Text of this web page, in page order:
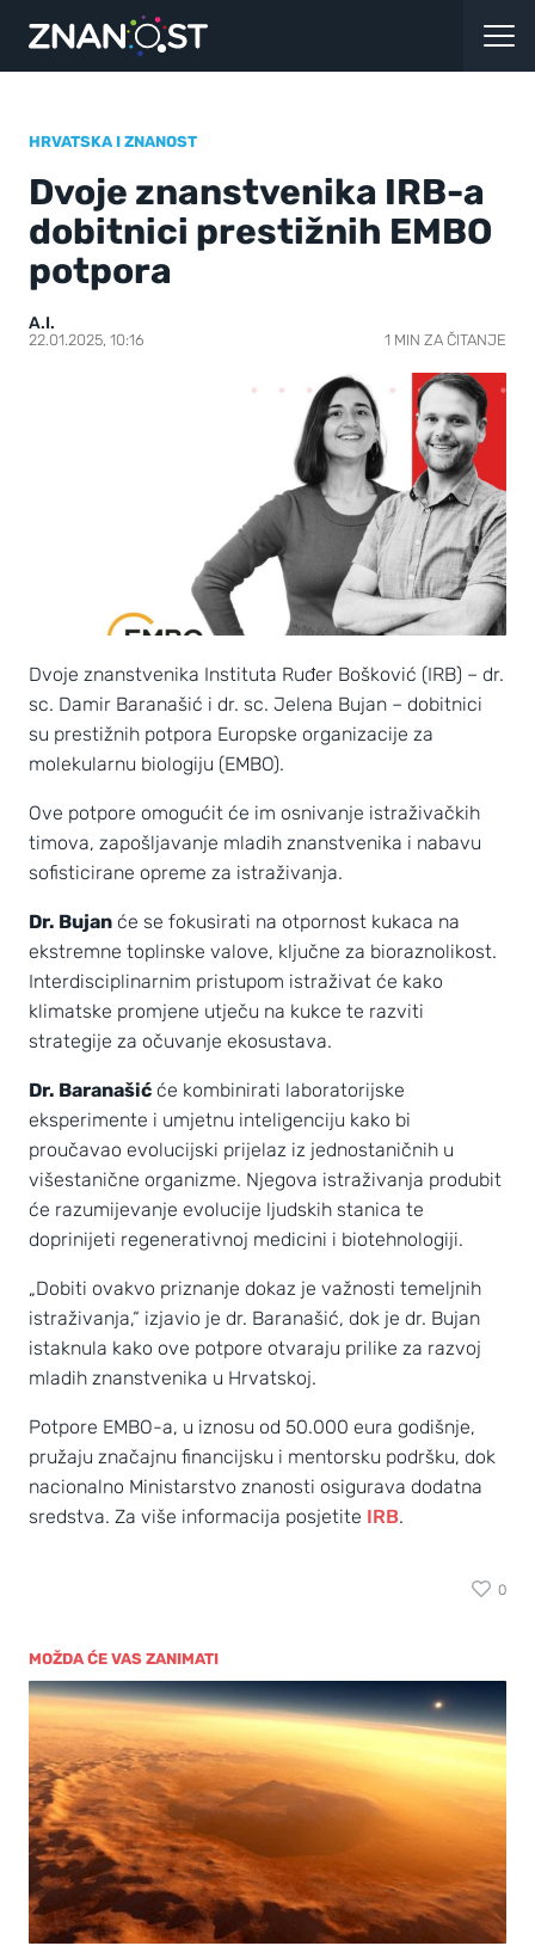
HRVATSKA I ZNANOST
Dvoje znanstvenika IRB-a
dobitnici prestižnih EMBO
potpora
A.I.
22.01.2025, 10:16 1 MIN ZA ČITANJE
Dvoje znanstvenika Instituta Ruđer Bošković (IRB) – dr.
sc. Damir Baranašić i dr. sc. Jelena Bujan – dobitnici
su prestižnih potpora Europske organizacije za
molekularnu biologiju (EMBO).
Ove potpore omogućit će im osnivanje istraživačkih
timova, zapošljavanje mladih znanstvenika i nabavu
sofisticirane opreme za istraživanja.
Dr. Bujan će se fokusirati na otpornost kukaca na
ekstremne toplinske valove, ključne za bioraznolikost.
Interdisciplinarnim pristupom istraživat će kako
klimatske promjene utječu na kukce te razviti
strategije za očuvanje ekosustava.
Dr. Baranašić će kombinirati laboratorijske
eksperimente i umjetnu inteligenciju kako bi
proučavao evolucijski prijelaz iz jednostaničnih u
višestanične organizme. Njegova istraživanja produbit
će razumijevanje evolucije ljudskih stanica te
doprinijeti regenerativnoj medicini i biotehnologiji.
„Dobiti ovakvo priznanje dokaz je važnosti temeljnih
istraživanja,“ izjavio je dr. Baranašić, dok je dr. Bujan
istaknula kako ove potpore otvaraju prilike za razvoj
mladih znanstvenika u Hrvatskoj.
Potpore EMBO-a, u iznosu od 50.000 eura godišnje,
pružaju značajnu financijsku i mentorsku podršku, dok
nacionalno Ministarstvo znanosti osigurava dodatna
sredstva. Za više informacija posjetite IRB.
0
MOŽDA ĆE VAS ZANIMATI